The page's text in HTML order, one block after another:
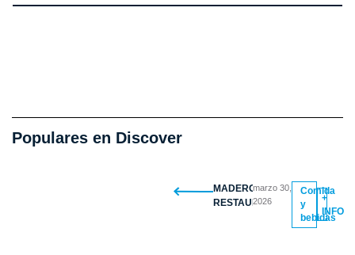
Populares en Discover
MADERO
RESTAURANTE
marzo 30,
2026
Comida
y
bebidas
+
INFO